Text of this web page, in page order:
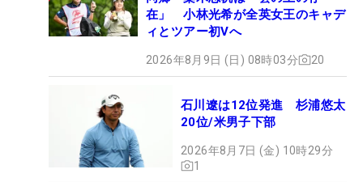
在」 小林光希が全英女王のキャデ
ィとツアー初Vへ
2026年8月9日 (日) 08時03分 20
石川遼は12位発進 杉浦悠太
20位/米男子下部
2026年8月7日 (金) 10時29分
1